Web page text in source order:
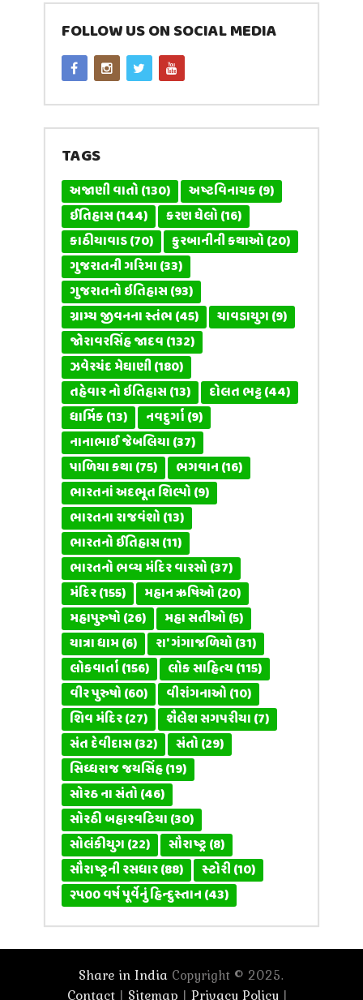
FOLLOW US ON SOCIAL MEDIA
TAGS
અજાણી વાતો(130) અષ્ટવિનાયક(9)
ઈતિહાસ(144) કરણ ઘેલો(16)
કાઠીયાવાડ(70) કુરબાનીની કથાઓ(20)
ગુજરાતની ગરિમા(33)
ગુજરાતનો ઇતિહાસ(93)
ગ્રામ્ય જીવનના સ્તંભ(45) ચાવડાયુગ(9)
જોરાવરસિંહ જાદવ(132)
ઝવેરચંદ મેઘાણી(180)
તહેવાર નો ઇતિહાસ(13) દોલત ભટ્ટ(44)
ધાર્મિક(13) નવદુર્ગા(9)
નાનાભાઈ જેબલિયા(37)
પાળિયા કથા(75) ભગવાન(16)
ભારતનાં અદભૂત શિલ્પો(9)
ભારતના રાજવંશો(13)
ભારતનો ઈતિહાસ(11)
ભારતનો ભવ્ય મંદિર વારસો(37)
મંદિર(155) મહાન ઋષિઓ(20)
મહાપુરુષો(26) મહા સતીઓ(5)
યાત્રા ધામ(6) રા' ગંગાજળિયો(31)
લોકવાર્તા(156) લોક સાહિત્ય(115)
વીર પુરુષો(60) વીરાંગનાઓ(10)
શિવ મંદિર(27) શૈલેશ સગપરીયા(7)
સંત દેવીદાસ(32) સંતો(29)
સિધ્ધરાજ જયસિંહ(19)
સોરઠ ના સંતો(46)
સોરઠી બહારવટિયા(30)
સોલંકીયુગ(22) સૌરાષ્ટ્ર(8)
સૌરાષ્ટ્રની રસધાર(88) સ્ટોરી(10)
૨૫૦૦ વર્ષ પૂર્વેનું હિન્દુસ્તાન(43)
Share in India Copyright © 2025.
Contact| Sitemap | Privacy Policy |